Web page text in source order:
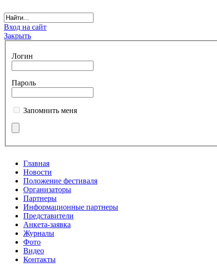
Вход на сайт
Закрыть
Логин
Пароль
Запомнить меня
Главная
Новости
Положение фестиваля
Организаторы
Партнеры
Информационные партнеры
Представители
Анкета-заявка
Журналы
Фото
Видео
Контакты